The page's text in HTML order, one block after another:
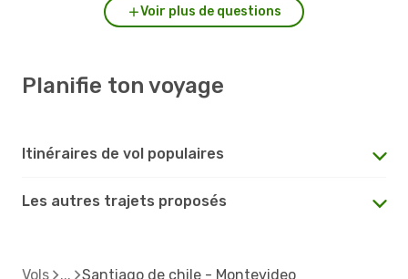
Voir plus de questions
Planifie ton voyage
Itinéraires de vol populaires
Les autres trajets proposés
Vols Santiago de chile - Montevideo